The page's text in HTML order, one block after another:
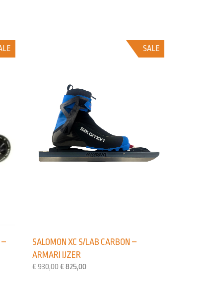
–
SALE
SALOMON XC S/LAB CARBON –
ARMARI IJZER
€930,00€ 825,00